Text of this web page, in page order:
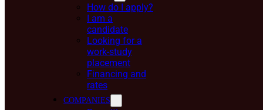
How do I apply?
I am a
candidate
Looking for a
work-study
placement
Financing and
rates
COMPANIES